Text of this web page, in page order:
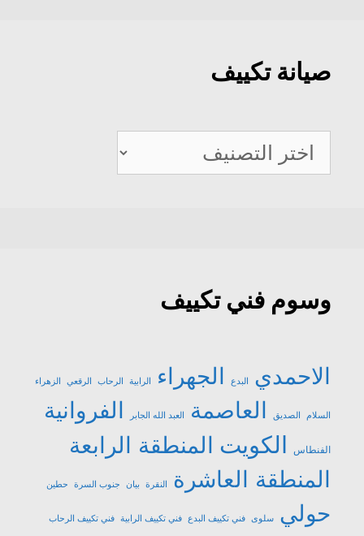
صيانة تكييف
صيانة
تكييف
وسوم فني تكييف
الاحمدي البدع الجهراء الرابية الرحاب الرقعي الزهراء
السلام الصديق العاصمة العبد الله الجابر الفروانية
الفنطاس الكويت المنطقة الرابعة
المنطقة العاشرة
النقرة بيان جنوب السرة حطين
حولي سلوى فني تكييف البدع فني تكييف الرابية فني تكييف الرحاب